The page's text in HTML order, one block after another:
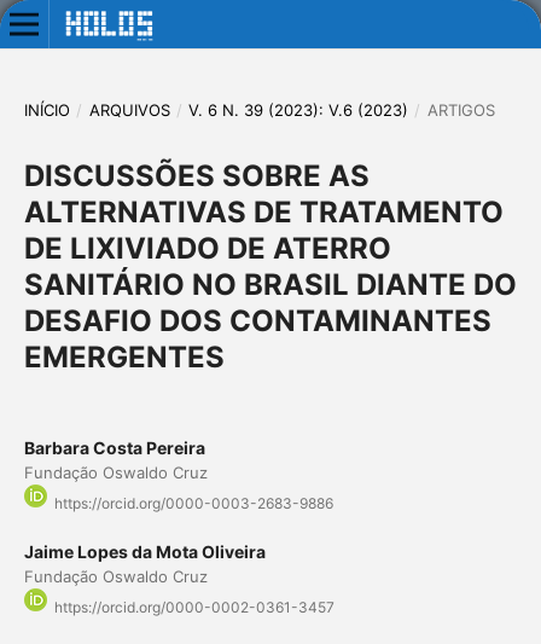
INÍCIO / ARQUIVOS / V. 6 N. 39 (2023): V.6 (2023) / ARTIGOS
DISCUSSÕES SOBRE AS
ALTERNATIVAS DE TRATAMENTO
DE LIXIVIADO DE ATERRO
SANITÁRIO NO BRASIL DIANTE DO
DESAFIO DOS CONTAMINANTES
EMERGENTES
Barbara Costa Pereira
Fundação Oswaldo Cruz
https://orcid.org/0000-0003-2683-9886
Jaime Lopes da Mota Oliveira
Fundação Oswaldo Cruz
https://orcid.org/0000-0002-0361-3457